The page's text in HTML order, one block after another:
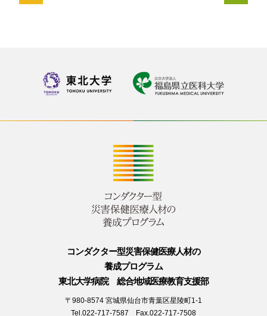
コンダクター型災害保健医療人材の
養成プログラム
東北大学病院 総合地域医療教育支援部
〒980-8574 宮城県仙台市青葉区星陵町1-1
Tel.022-717-7587 Fax.022-717-7508